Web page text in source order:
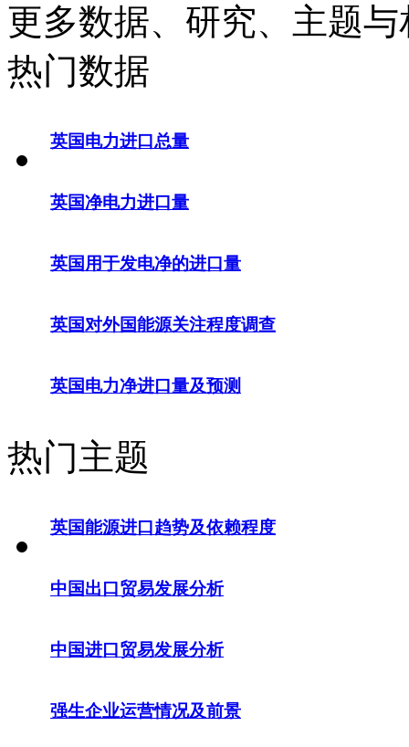
更多数据、研究、主题
热门数据
英国电力进口总量
英国净电力进口量
英国用于发电净的进口量
英国对外国能源关注程度调查
英国电力净进口量及预测
热门主题
英国能源进口趋势及依赖程度
中国出口贸易发展分析
中国进口贸易发展分析
强生企业运营情况及前景